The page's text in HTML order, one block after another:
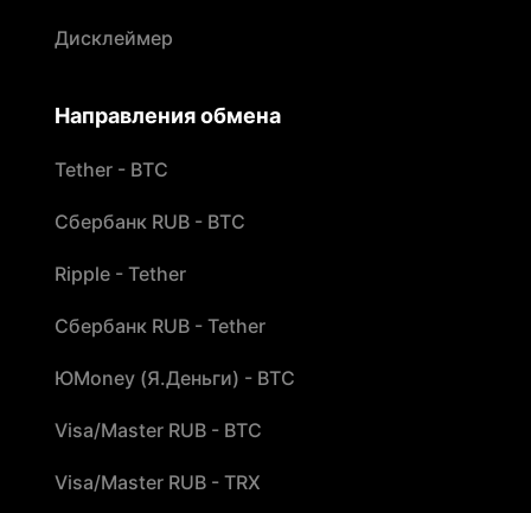
Дисклеймер
Направления обмена
Tether - BTC
Сбербанк RUB - BTC
Ripple - Tether
Сбербанк RUB - Tether
ЮMoney (Я.Деньги) - BTC
Visa/Master RUB - BTC
Visa/Master RUB - TRX